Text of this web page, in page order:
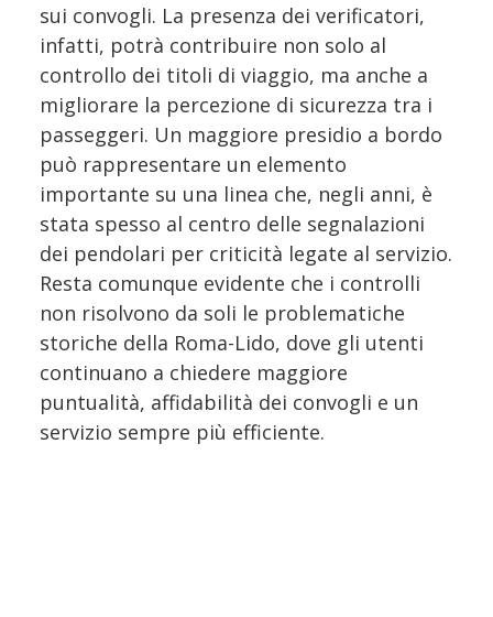
sui convogli. La presenza dei verificatori,
infatti, potrà contribuire non solo al
controllo dei titoli di viaggio, ma anche a
migliorare la percezione di sicurezza tra i
passeggeri. Un maggiore presidio a bordo
può rappresentare un elemento
importante su una linea che, negli anni, è
stata spesso al centro delle segnalazioni
dei pendolari per criticità legate al servizio.
Resta comunque evidente che i controlli
non risolvono da soli le problematiche
storiche della Roma-Lido, dove gli utenti
continuano a chiedere maggiore
puntualità, affidabilità dei convogli e un
servizio sempre più efficiente.